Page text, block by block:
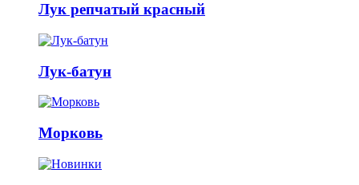
Лук репчатый красный
Лук-батун
Морковь